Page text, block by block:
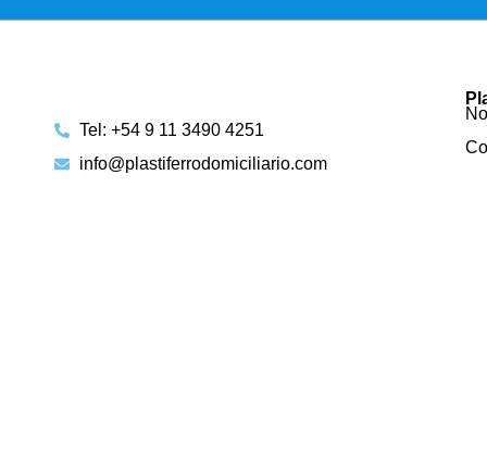
Tel: +54 9 11 3490 4251
info@plastiferrodomiciliario.com